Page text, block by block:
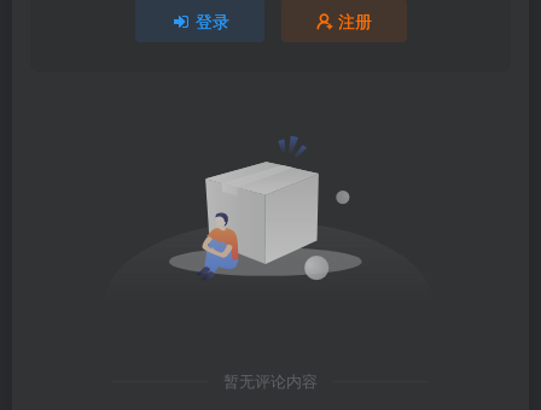
登录 注册
暂无评论内容